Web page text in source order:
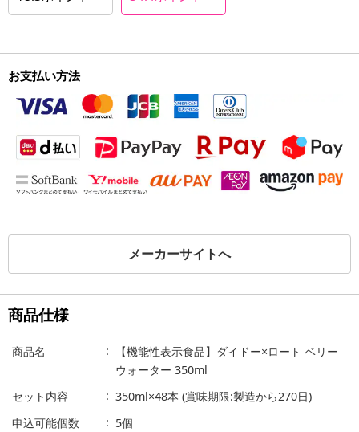
お支払い方法
メーカーサイトへ
商品仕様
商品名
【機能性表示食品】ダイドー×ロート ベリー
ウォーター 350ml
セット内容
350ml×48本 (賞味期限:製造から270日)
申込可能個数
5個